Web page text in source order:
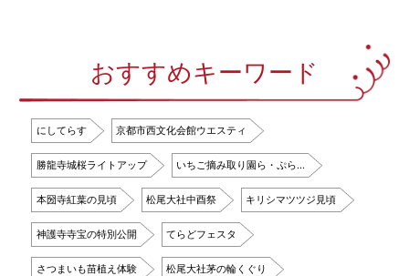
おすすめキーワード
にしてらす 京都市西文化会館ウエスティ
勝龍寺城桜ライトアップ いちご摘み取り園ら・ぷら…
本圀寺紅葉の見頃 松尾大社中酉祭 キリシマツツジ見頃
神護寺寺宝の特別公開 てらどフェスタ
さつまいも苗植え体験 松尾大社茅の輪くぐり